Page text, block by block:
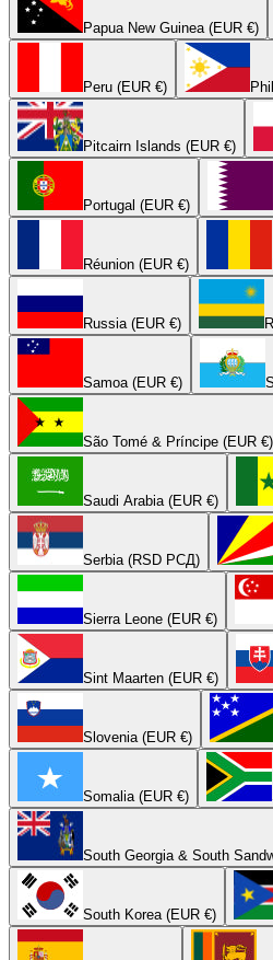
Papua New Guinea (EUR €)
Peru (EUR €)
Pitcairn Islands (EUR €)
Portugal (EUR €)
Réunion (EUR €)
Russia (EUR €)
Samoa (EUR €)
São Tomé & Príncipe (EUR €)
Saudi Arabia (EUR €)
Serbia (RSD РСД)
Sierra Leone (EUR €)
Sint Maarten (EUR €)
Slovenia (EUR €)
Somalia (EUR €)
South Georgia & South
South Korea (EUR €)